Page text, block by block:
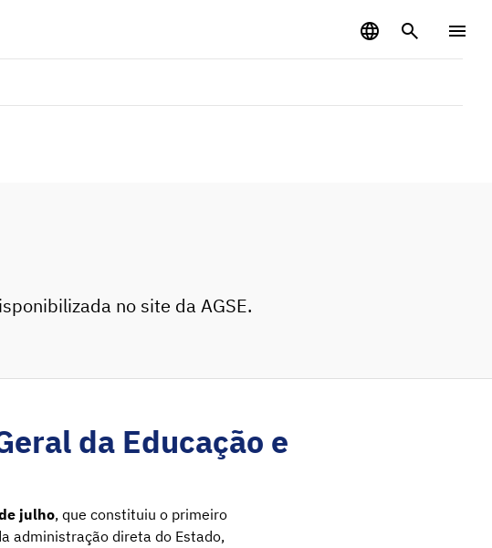
no site da AGSE.
da Educação e
julho, que constituiu o primeiro
administração direta do Estado,